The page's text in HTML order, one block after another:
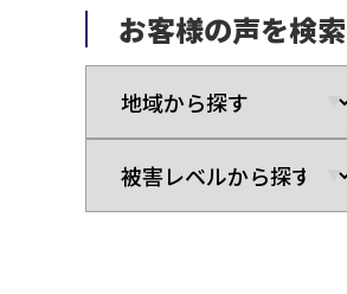
お客様の声を検索